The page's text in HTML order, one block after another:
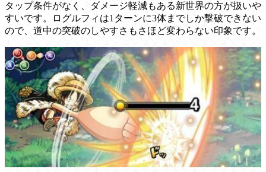
タップ条件がなく、ダメージ軽減もある新世界の方が扱いや
すいです。ログルフィは1ターンに3体までしか撃破できない
ので、道中の突破のしやすさもさほど変わらない印象です。